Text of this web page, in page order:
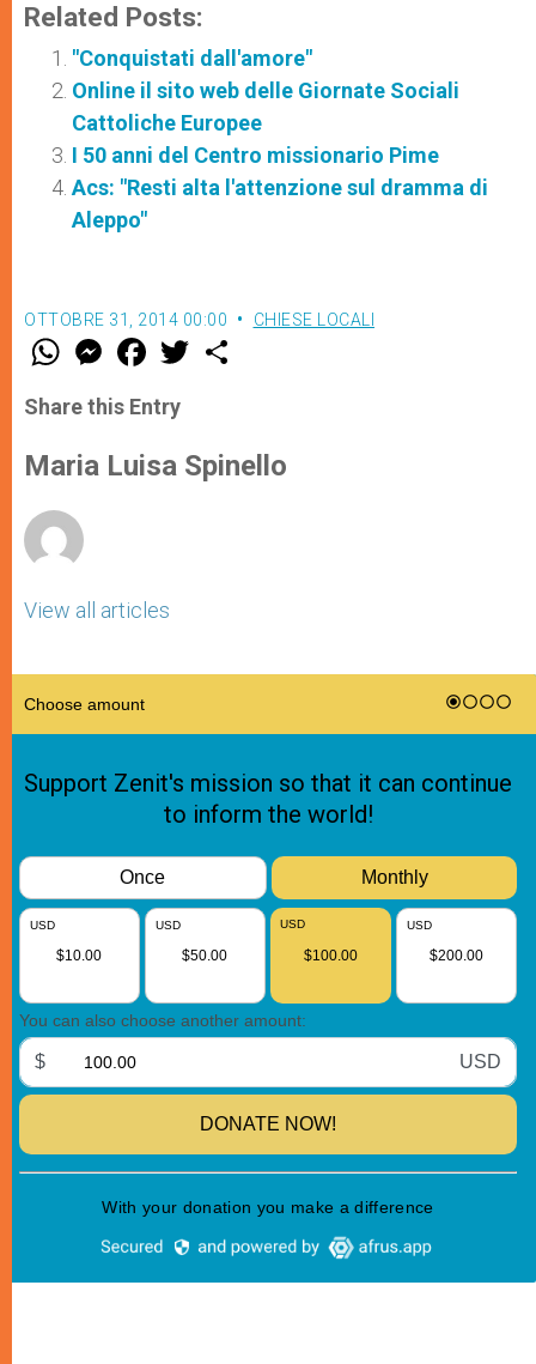
Related Posts:
"Conquistati dall'amore"
Online il sito web delle Giornate Sociali
Cattoliche Europee
I 50 anni del Centro missionario Pime
Acs: "Resti alta l'attenzione sul dramma di
Aleppo"
OTTOBRE 31, 2014 00:00 CHIESE LOCALI
W
t
s
p
p
M
e
s
e
g
e
F
a
e
b
o
k
w
r
Share this Entry
Maria Luisa Spinello
View all articles